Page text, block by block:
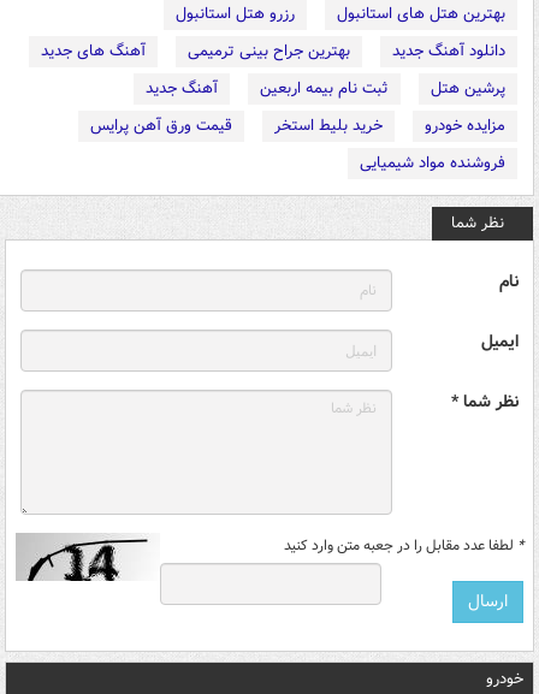
بهترین هتل های استانبول
رزرو هتل استانبول
دانلود آهنگ جدید
بهترین جراح بینی ترمیمی
آهنگ های جدید
پرشین هتل
ثبت نام بیمه اربعین
آهنگ جدید
مزایده خودرو
خرید بلیط استخر
قیمت ورق آهن پرایس
فروشنده مواد شیمیایی
نظر شما
نام
ایمیل
نظر شما *
* لطفا عدد مقابل را در جعبه متن وارد کنید
خودرو